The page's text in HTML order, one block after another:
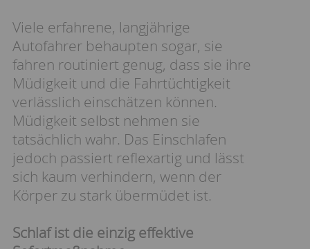
Viele erfahrene, langjährige
Autofahrer behaupten sogar, sie
fahren routiniert genug, dass sie ihre
Müdigkeit und die Fahrtüchtigkeit
verlässlich einschätzen können.
Müdigkeit selbst nehmen sie
tatsächlich wahr. Das Einschlafen
jedoch passiert reflexartig und lässt
sich kaum verhindern, wenn der
Körper zu stark übermüdet ist.
Schlaf ist die einzig effektive